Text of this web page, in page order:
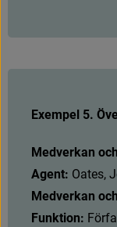
Exempel 5.
Medverkan
Agent: Oates, J
Medverkan
Funktion: